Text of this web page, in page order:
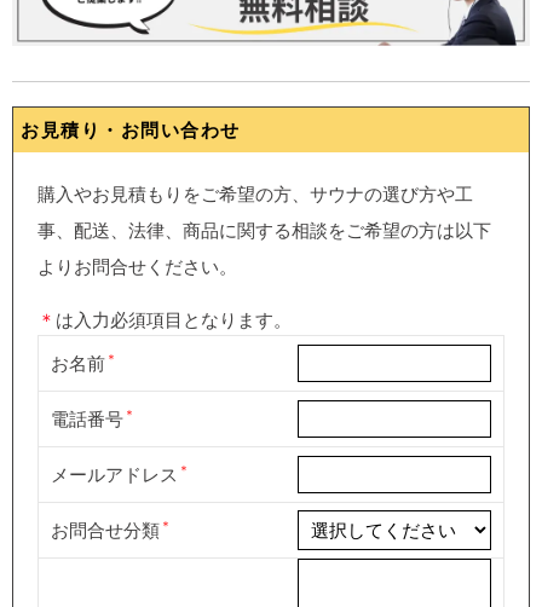
お見積り・お問い合わせ
購入やお見積もりをご希望の方、サウナの選び方や工
事、配送、法律、商品に関する相談をご希望の方は以下
よりお問合せください。
＊ は入力必須項目となります。
お名前
電話番号
メールアドレス
お問合せ分類